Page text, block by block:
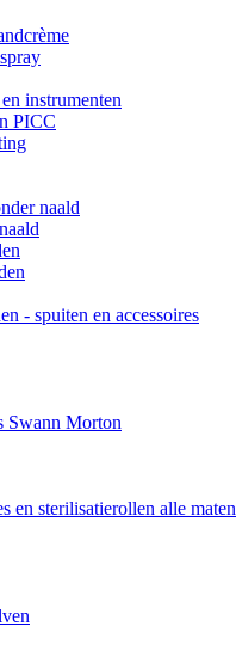
instrumenten
PICC
naald
- spuiten en accessoires
Swann Morton
en sterilisatierollen alle maten